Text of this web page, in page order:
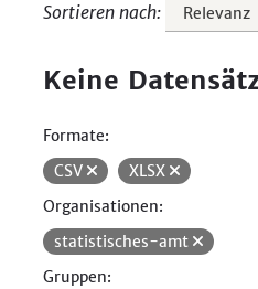
Sortieren nach
Keine
Formate:
CSV
XLSX
Organisationen:
statistisches-amt
Gruppen: